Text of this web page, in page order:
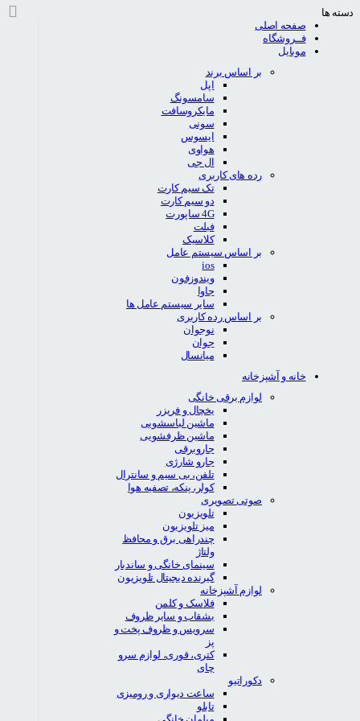
دسته ها
صفحه اصلی
فــروشگاه
موبایل
بر اساس برند
اپل
سامسونگ
مایکروسافت
سونی
ایسوس
هواوی
ال جی
رده های کاربری
تک سیم کارت
دو سیم کارت
4G ساپورت
فبلت
کلاسیک
بر اساس سیستم عامل
ios
ویندوزفون
جاوا
سایر سیستم عامل ها
بر اساس رده کاربری
نوجوان
جوان
میانسال
خانه و آشپزخانه
لوازم برقی خانگی
یخچال و فریزر
ماشین لباسشویی
ماشین ظرفشویی
جاروبرقی
جارو شارژی
تلفن، بی سیم و سانترال
کولر، پنکه، تصفیه هوا
صوتی تصویری
تلویزیون
میز تلویزیون
چندراهی برق و محافظ
ولتاژ
سینمای خانگی و ساندبار
گیرنده دیجیتال تلویزیون
لوازم آشپزخانه
فلاسک و کلمن
بشقاب و سایر ظروف
سرویس و ظروف پخت و
پز
کتری، قوری، لوازم سرو
چای
دکوراتیو
ساعت دیواری و رومیزی
تابلو